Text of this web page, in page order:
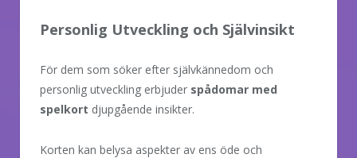
Personlig Utveckling och Självinsikt
För dem som söker efter självkännedom och
personlig utveckling erbjuder spådomar med
spelkort djupgående insikter.
Korten kan belysa aspekter av ens öde och